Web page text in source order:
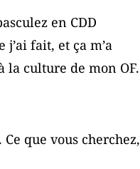
en CDD
j’ai fait, et ça m’a
la culture de mon OF.
que vous cherchez,